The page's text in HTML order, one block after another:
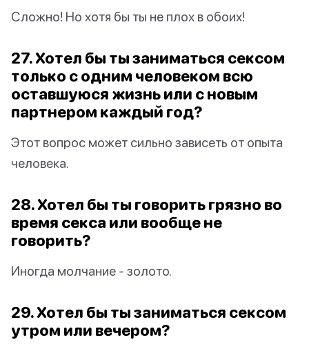
Сложно! Но хотя бы ты не плох в обоих!
27. Хотел бы ты заниматься сексом
только с одним человеком всю
оставшуюся жизнь или с новым
партнером каждый год?
Этот вопрос может сильно зависеть от опыта
человека.
28. Хотел бы ты говорить грязно во
время секса или вообще не
говорить?
Иногда молчание - золото.
29. Хотел бы ты заниматься сексом
утром или вечером?